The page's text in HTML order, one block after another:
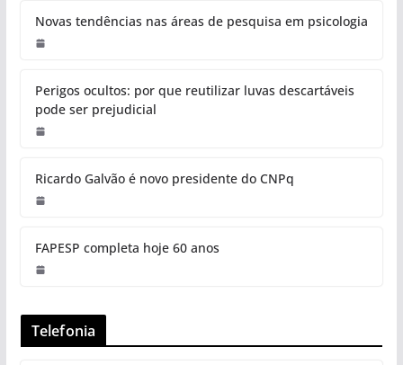
Novas tendências nas áreas de pesquisa em psicologia
Perigos ocultos: por que reutilizar luvas descartáveis
pode ser prejudicial
Ricardo Galvão é novo presidente do CNPq
FAPESP completa hoje 60 anos
Telefonia